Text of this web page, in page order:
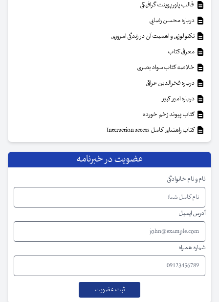
قالب پاورپوینت گرافیکی
درباره محسن رضایی
تکنولوژی و اهمیت آن در زندگی امروزی
معرفی کتاب
خلاصه کتاب سواد بصری
درباره فخرالدین عراقی
درباره امیر کبیر
کتاب پیوند زخم خورده
کتاب راهنمای کامل Interaction access
عضویت در خبرنامه
نام و نام خانوادگی
آدرس ایمیل
شماره همراه